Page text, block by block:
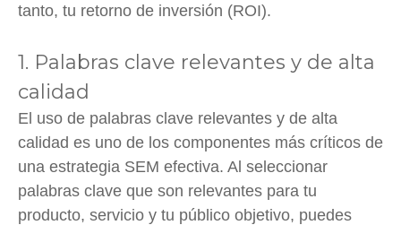
tanto, tu retorno de inversión (ROI).
1. Palabras clave relevantes y de alta
calidad
El uso de palabras clave relevantes y de alta
calidad es uno de los componentes más críticos de
una estrategia SEM efectiva. Al seleccionar
palabras clave que son relevantes para tu
producto, servicio y tu público objetivo, puedes